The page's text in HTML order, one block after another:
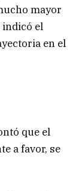
mayor
indicó el
en el
que el
a favor, se